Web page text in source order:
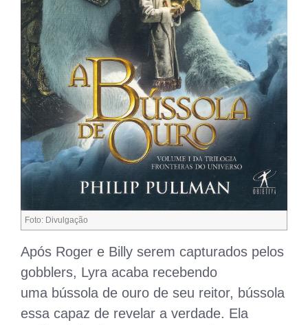
Foto: Divulgação
Após Roger e Billy serem capturados pelos
gobblers, Lyra acaba recebendo
uma bússola de ouro de seu reitor, bússola
essa capaz de revelar a verdade. Ela